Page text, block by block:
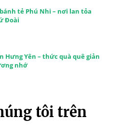
tẻ Phú Nhi – nơi lan tỏa
Đoài
Hưng Yên – thức quà quê giản
nhớ
tôi trên